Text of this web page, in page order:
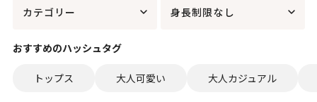
カテゴリー 身長制限なし
おすすめのハッシュタグ
トップス 大人可愛い 大人カジュアル